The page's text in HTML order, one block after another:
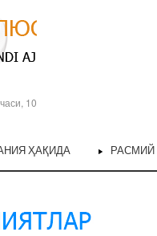
10
ҲАҚИДА РАСМИЙ